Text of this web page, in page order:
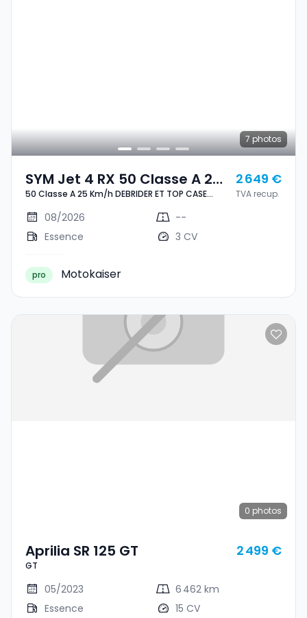
7 photos
SYM Jet 4 RX 50 Classe A 25
Km/h DEBRIDER ET TOP CASE
INCLUS
50 Classe A 25 Km/h DEBRIDER ET TOP CASE
2 649 €
TVA recup.
08/2026
--
Essence
3 CV
pro Motokaiser
0 photos
Aprilia SR 125 GT
GT
2 499 €
05/2023
6 462 km
Essence
15 CV